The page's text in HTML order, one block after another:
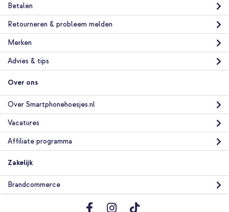
Betalen
Retourneren & probleem melden
Merken
Advies & tips
Over ons
Over Smartphonehoesjes.nl
Vacatures
Affiliate programma
Zakelijk
Brandcommerce